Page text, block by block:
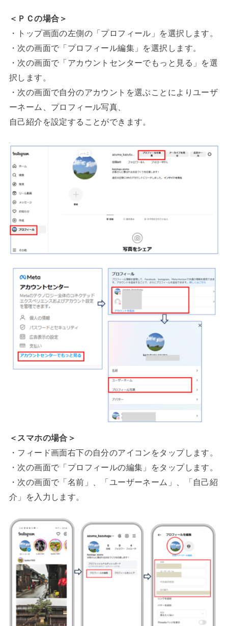
＜ＰＣの場合＞
・トップ画面の左側の「プロフィール」を選択します。
・次の画面で「プロフィール編集」を選択します。
・次の画面で「アカウントセンターでもっと見る」を選
択します。
・次の画面で自分のアカウントを選ぶことによりユーザ
ーネーム、プロフィール写真、
自己紹介を設定することができます。
＜スマホの場合＞
・フィード画面右下の自分のアイコンをタップします。
・次の画面で「プロフィールの編集」をタップします。
・次の画面で「名前」、「ユーザーネーム」、「自己紹
介」を入力します。